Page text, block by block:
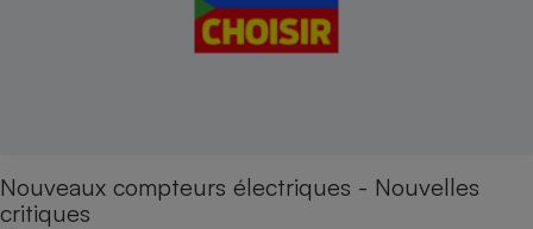
Nouveaux compteurs électriques - Nouvelles
critiques